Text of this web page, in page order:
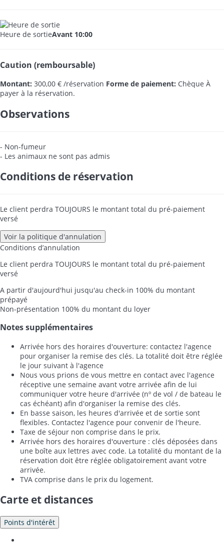
Heure de sortieAvant 10:00
Caution (remboursable)
Montant: 300,00 € /réservation Forme de paiement: Chèque À
payer à la réservation.
Observations
- Non-fumeur
- Les animaux ne sont pas admis
Conditions de réservation
Le client perdra TOUJOURS le montant total du pré-paiement
versé
Voir la politique d'annulation
Conditions d’annulation
Le client perdra TOUJOURS le montant total du pré-paiement
versé
A partir d'aujourd'hui jusqu'au check-in 100% du montant
prépayé
Non-présentation 100% du montant du loyer
Notes supplémentaires
Arrivée hors des horaires d'ouverture: contactez l'agence
pour organiser la remise des clés. La totalité doit être réglée
le jour suivant à l'agence
Nous vous prions de vous mettre en contact avec l'agence
réceptive une semaine avant votre arrivée afin de lui
communiquer votre heure d'arrivée (nº de vol / de bateau le
cas échéant) afin d'organiser la remise des clés.
En basse saison, les heures d'arrivée et de sortie sont
flexibles. Contactez l'agence pour convenir de l'heure.
Taxe de séjour non comprise dans le prix.
Arrivée hors des horaires d'ouverture : clés déposées dans
une boîte aux lettres avec code. La totalité du montant de la
réservation doit être réglée obligatoirement avant votre
arrivée.
TVA comprise dans le prix du logement.
Carte et distances
Points d'intérêt